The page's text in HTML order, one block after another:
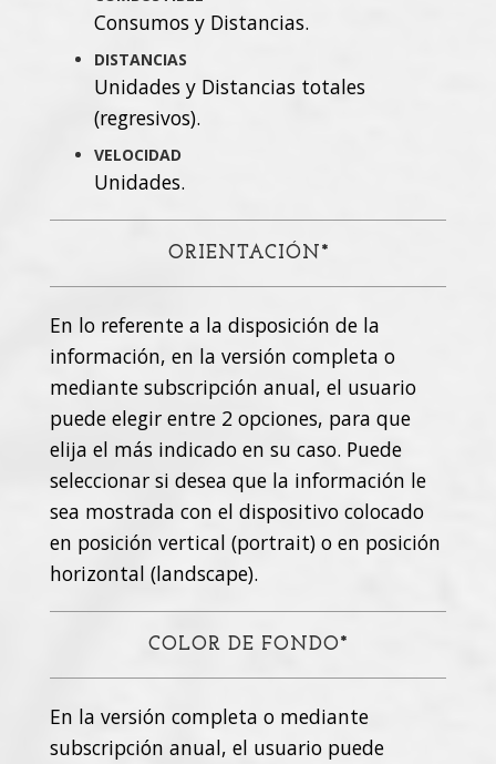
Consumos y Distancias.
DISTANCIAS
Unidades y Distancias totales
(regresivos).
VELOCIDAD
Unidades.
ORIENTACIÓN*
En lo referente a la disposición de la
información, en la versión completa o
mediante subscripción anual, el usuario
puede elegir entre 2 opciones, para que
elija el más indicado en su caso. Puede
seleccionar si desea que la información le
sea mostrada con el dispositivo colocado
en posición vertical (portrait) o en posición
horizontal (landscape).
COLOR DE FONDO*
En la versión completa o mediante
subscripción anual, el usuario puede